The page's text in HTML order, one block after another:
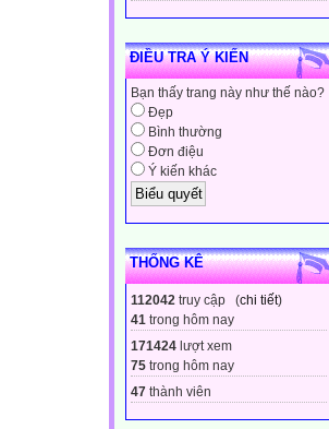
ĐIỀU TRA Ý KIẾN
Bạn thấy trang này như thế nào?
Đẹp
Bình thường
Đơn điệu
Ý kiến khác
THỐNG KÊ
112042 truy cập (chi tiết)
41 trong hôm nay
171424 lượt xem
75 trong hôm nay
47 thành viên